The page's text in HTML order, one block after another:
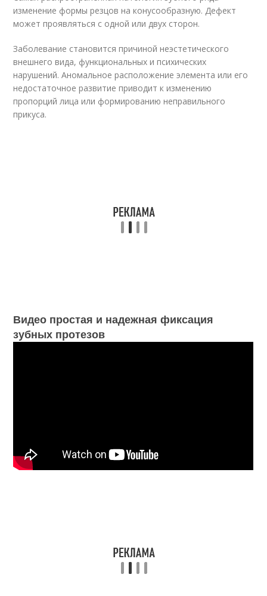
изменение формы резцов на конусообразную. Дефект
может проявляться с одной или двух сторон.
Заболевание становится причиной неэстетического
внешнего вида, функциональных и психических
нарушений. Аномальное расположение элемента или его
недостаточное развитие приводит к изменению
пропорций лица или формированию неправильного
прикуса.
Видео простая и надежная фиксация
зубных протезов